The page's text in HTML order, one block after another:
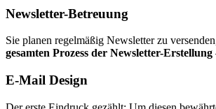
Newsletter-Betreuung
Sie planen regelmäßig Newsletter zu
gesamten Prozess der Newsletter-Erstellung
E-Mail Design